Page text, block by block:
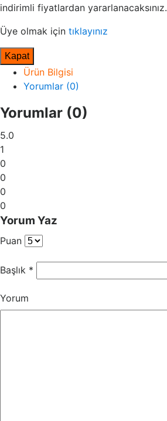
indirimli fiyatlardan yararlanacaksınız.
Üye olmak için tıklayınız
Kapat
Ürün Bilgisi
Yorumlar (0)
Yorumlar (0)
5.0
1
0
0
0
0
Yorum Yaz
Puan
Başlık *
Yorum